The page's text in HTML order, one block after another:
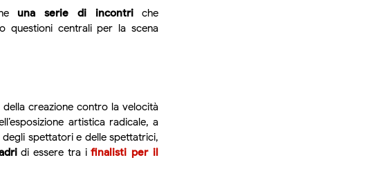
una serie di incontri che
questioni centrali per la scena
creazione contro la velocità
artistica radicale, a
spettatori e delle spettatrici,
di essere tra ifinalisti per il